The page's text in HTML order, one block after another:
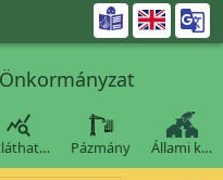


Pázmány Állami k…